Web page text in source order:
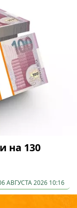
на 130
АВГУСТА 2026 10:16